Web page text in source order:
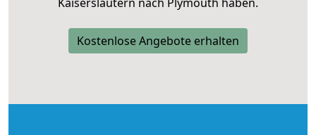
Kostenlose Angebote erhalten